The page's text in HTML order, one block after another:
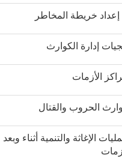
خريطة المخاطر
إدارة الكوارث
الأزمات
الحروب والقتال
الإغاثة والتنمية أثناء وبعد